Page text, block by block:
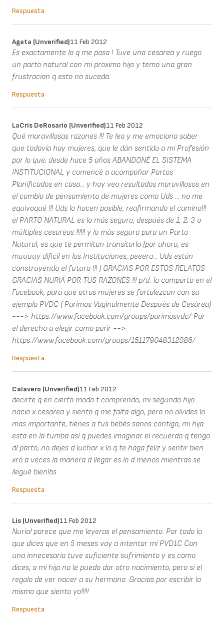
Respuesta
Agata (unverified)11 Feb 2012
Es exactamente lo q me pasa ! Tuve una cesarea y ruego
un parto natural con mi proximo hijo y temo una gran
frustracion q esto no suceda.
Respuesta
LaCris DeRosario (unverified)11 Feb 2012
Qué maravillosas razones !!! Te leo y me emociona saber
que todavía hay mujeres, que le dán sentido a mi Profesión
por lo que; desde hace 5 años ABANDONÉ EL SISTEMA
INSTITUCIONAL y comencé a acompañar Partos
Planificados en casa... y hoy veo resultados maravillosos en
el cambio de pensamiento de mujeres como Uds ... no me
equivoqué !!! Uds lo hacen posible, reafirmando el camino!!!
el PARTO NATURAL es lo más seguro, después de 1; 2; 3 o
múltiples cesareas !!!!!! y lo más seguro para un Parto
Natural, es que te permitan transitarlo (por ahora, es
muuuuy dificil en las Instituciones, peeero... Uds están
construyendo el futuro !!! ) GRACIAS POR ESTOS RELATOS
GRACIAS NURIA POR TUS RAZONES !!! p/d: lo comparto en el
Facebook, para que otras mujeres se fortalezcan con su
ejemplo PVDC ( Parimos Vaginalmente Después de Cesárea)
---> https://www.facebook.com/groups/parimosvdc/ Por
el derecho a elegir como parir -->
https://www.facebook.com/groups/151179048312086/
Respuesta
Calavero (unverified)11 Feb 2012
decirte q en cierto modo t comprendo, mi segundo hijo
nacio x cesarea y siento q me falta algo, pero no olvides lo
mas importante, tienes a tus bebés sanos contigo, mi hija
esta en la tumba así q puedes imaginar el recuerdo q tengo
dl parto, no dejes d luchar x lo q te haga feliz y sentir bien
xro a veces la manera d llegar es lo d menos mientras se
llegué bien!bs
Respuesta
Lis (unverified)11 Feb 2012
Nuria! parece que me leyeras el pensamiento. Por todo lo
que dices que en 5 meses voy a intentar mi PVD1C Con
una innecesaria tuve suficiente sufrimiento y es como
dices, a mi hija no le puedo dar otro nacimiento, pero si el
regalo de ver nacer a su hermano. Gracias por escribir lo
mismo que siento yo!!!!!
Respuesta